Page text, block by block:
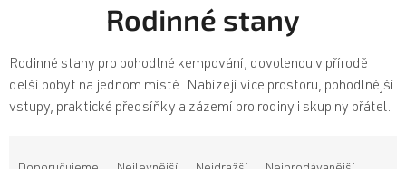
Rodinné stany
Rodinné stany pro pohodlné kempování, dovolenou v přírodě i
delší pobyt na jednom místě. Nabízejí více prostoru, pohodlnější
vstupy, praktické předsíňky a zázemí pro rodiny i skupiny přátel.